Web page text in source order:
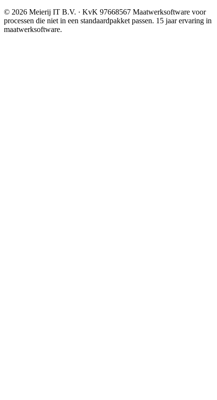
© 2026 Meierij IT B.V. · KvK 97668567 Maatwerksoftware voor
processen die niet in een standaardpakket passen. 15 jaar ervaring in
maatwerksoftware.